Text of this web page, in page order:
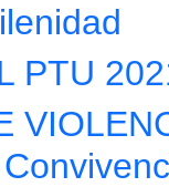
PTU